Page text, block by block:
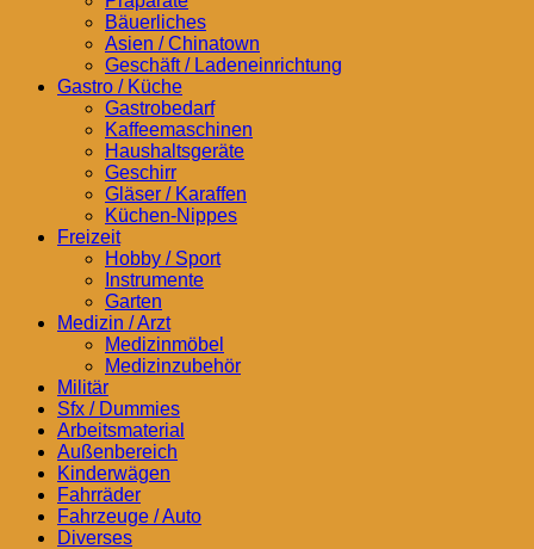
Bäuerliches
Asien / Chinatown
Geschäft / Ladeneinrichtung
Gastro / Küche
Gastrobedarf
Kaffeemaschinen
Haushaltsgeräte
Geschirr
Gläser / Karaffen
Küchen-Nippes
Freizeit
Hobby / Sport
Instrumente
Garten
Medizin / Arzt
Medizinmöbel
Medizinzubehör
Militär
Sfx / Dummies
Arbeitsmaterial
Außenbereich
Kinderwägen
Fahrräder
Fahrzeuge / Auto
Diverses